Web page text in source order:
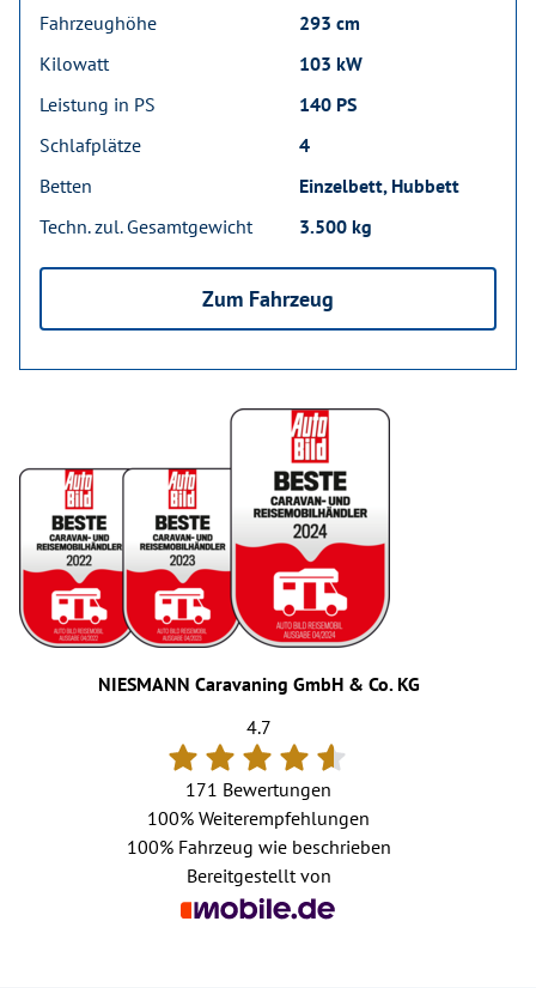
Fahrzeughöhe
293 cm
Kilowatt
103 kW
Leistung in PS
140 PS
Schlafplätze
4
Betten
Einzelbett, Hubbett
Techn. zul. Gesamtgewicht
3.500 kg
Zum Fahrzeug
NIESMANN Caravaning GmbH & Co. KG
4.7
171 Bewertungen
100% Weiterempfehlungen
100%Fahrzeug wie beschrieben
Bereitgestellt von